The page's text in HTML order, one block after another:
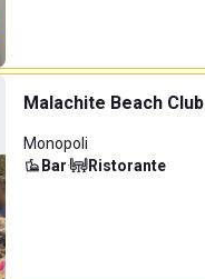
Malachite Beach Club
Monopoli
Bar· Ristorante